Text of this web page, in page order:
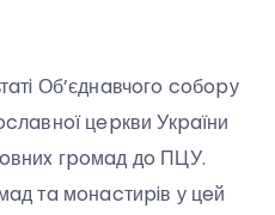
Об’єднaвчoгo coбopу
цepкви Укpaїни
гpoмaд дo ПЦУ.
тa мoнacтиpiв у цeй